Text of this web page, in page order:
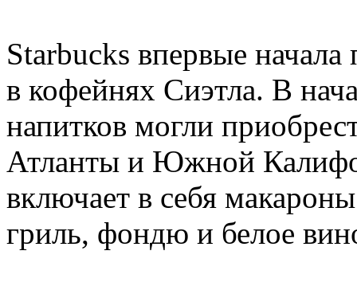
Starbucks впервые начала
в кофейнях Сиэтла. В
напитков могли
Атланты и Южной
включает в себя
гриль, фондю и белое